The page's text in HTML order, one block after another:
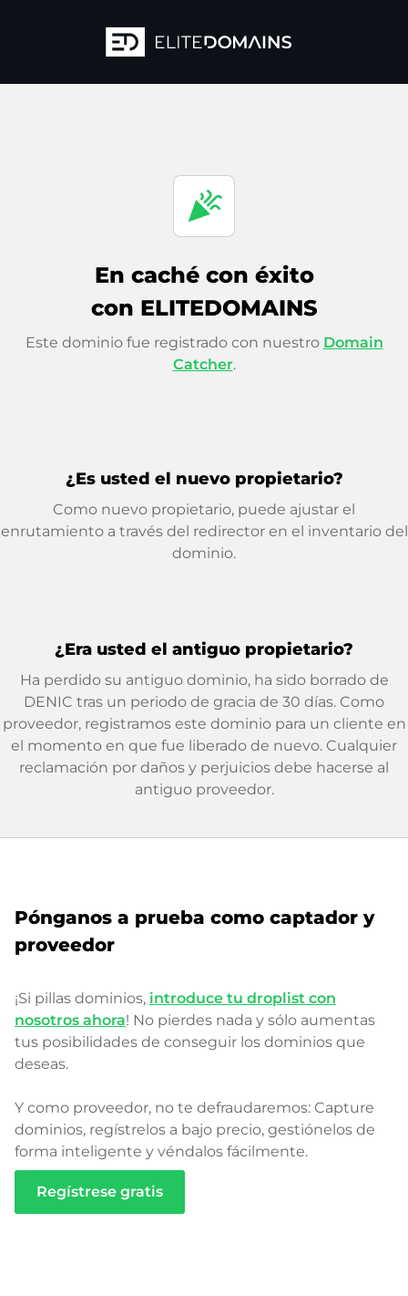
celebration
En caché con éxito
con ELITEDOMAINS
Este dominio fue registrado con nuestro Domain
Catcher.
¿Es usted el nuevo propietario?
Como nuevo propietario, puede ajustar el
enrutamiento a través del redirector en el inventario del
dominio.
¿Era usted el antiguo propietario?
Ha perdido su antiguo dominio, ha sido borrado de
DENIC tras un periodo de gracia de 30 días. Como
proveedor, registramos este dominio para un cliente en
el momento en que fue liberado de nuevo. Cualquier
reclamación por daños y perjuicios debe hacerse al
antiguo proveedor.
Pónganos a prueba como captador y
proveedor
¡Si pillas dominios, introduce tu droplist con
nosotros ahora! No pierdes nada y sólo aumentas
tus posibilidades de conseguir los dominios que
deseas.
Y como proveedor, no te defraudaremos: Capture
dominios, regístrelos a bajo precio, gestiónelos de
forma inteligente y véndalos fácilmente.
Regístrese gratis